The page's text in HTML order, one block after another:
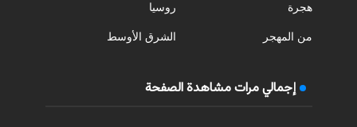
هجرة
من المهجر
روسيا
الشرق الأوسط
إجمالي مرات مشاهدة الصفحة